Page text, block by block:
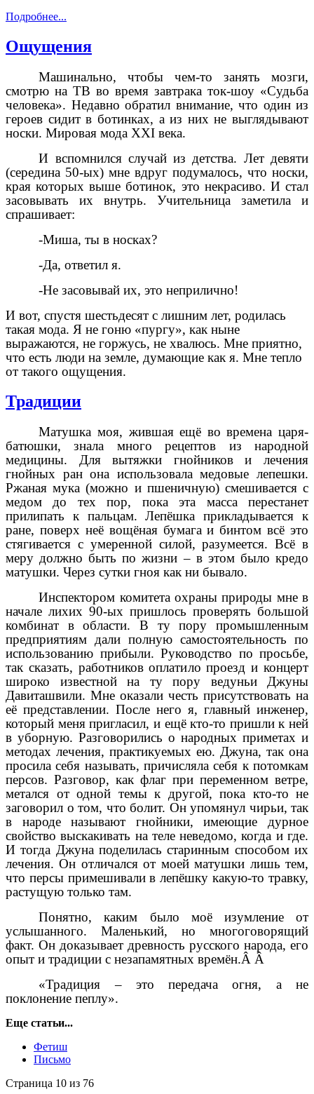
Подробнее...
Ощущения
Машинально, чтобы чем-то занять мозги,
смотрю на ТВ во время завтрака ток-шоу «Судьба
человека». Недавно обратил внимание, что один из
героев сидит в ботинках, а из них не выглядывают
носки. Мировая мода XXI века.
И вспомнился случай из детства. Лет девяти
(середина 50-ых) мне вдруг подумалось, что носки,
края которых выше ботинок, это некрасиво. И стал
засовывать их внутрь. Учительница заметила и
спрашивает:
-Миша, ты в носках?
-Да, ответил я.
-Не засовывай их, это неприлично!
И вот, спустя шестьдесят с лишним лет, родилась
такая мода. Я не гоню «пургу», как ныне
выражаются, не горжусь, не хвалюсь. Мне приятно,
что есть люди на земле, думающие как я. Мне тепло
от такого ощущения.
Традиции
Матушка моя, жившая ещё во времена царя-
батюшки, знала много рецептов из народной
медицины. Для вытяжки гнойников и лечения
гнойных ран она использовала медовые лепешки.
Ржаная мука (можно и пшеничную) смешивается с
медом до тех пор, пока эта масса перестанет
прилипать к пальцам. Лепёшка прикладывается к
ране, поверх неё вощёная бумага и бинтом всё это
стягивается с умеренной силой, разумеется. Всё в
меру должно быть по жизни – в этом было кредо
матушки. Через сутки гноя как ни бывало.
Инспектором комитета охраны природы мне в
начале лихих 90-ых пришлось проверять большой
комбинат в области. В ту пору промышленным
предприятиям дали полную самостоятельность по
использованию прибыли. Руководство по просьбе,
так сказать, работников оплатило проезд и концерт
широко известной на ту пору ведуньи Джуны
Давиташвили. Мне оказали честь присутствовать на
её представлении. После него я, главный инженер,
который меня пригласил, и ещё кто-то пришли к ней
в уборную. Разговорились о народных приметах и
методах лечения, практикуемых ею. Джуна, так она
просила себя называть, причисляла себя к потомкам
персов. Разговор, как флаг при переменном ветре,
метался от одной темы к другой, пока кто-то не
заговорил о том, что болит. Он упомянул чирьи, так
в народе называют гнойники, имеющие дурное
свойство выскакивать на теле неведомо, когда и где.
И тогда Джуна поделилась старинным способом их
лечения. Он отличался от моей матушки лишь тем,
что персы примешивали в лепёшку какую-то травку,
растущую только там.
Понятно, каким было моё изумление от
услышанного. Маленький, но многоговорящий
факт. Он доказывает древность русского народа, его
опыт и традиции с незапамятных времён.Â Â
«Традиция – это передача огня, а не
поклонение пеплу».
Еще статьи...
Фетиш
Письмо
Страница 10 из 76